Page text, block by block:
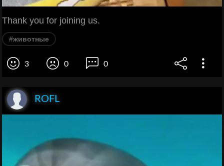
Thank you for joining us.
#животные
3 0 0
ROFL